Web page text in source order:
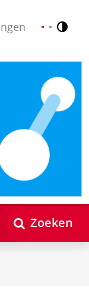
Nederlands
English
Zoeken